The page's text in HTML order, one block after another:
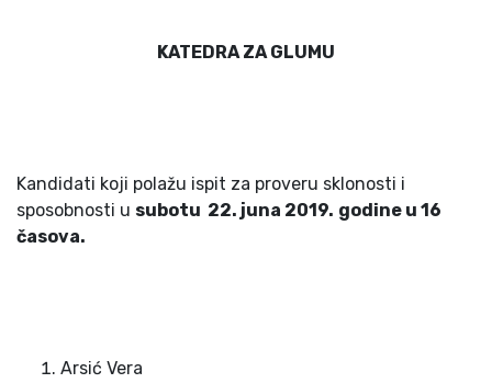
KATEDRA ZA GLUMU
Kandidati koji polažu ispit za proveru sklonosti i
sposobnosti u subotu 22. juna 2019. godine u 16
časova.
Arsić Vera